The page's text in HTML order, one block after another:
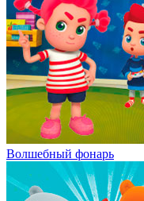
Волшебный фонарь